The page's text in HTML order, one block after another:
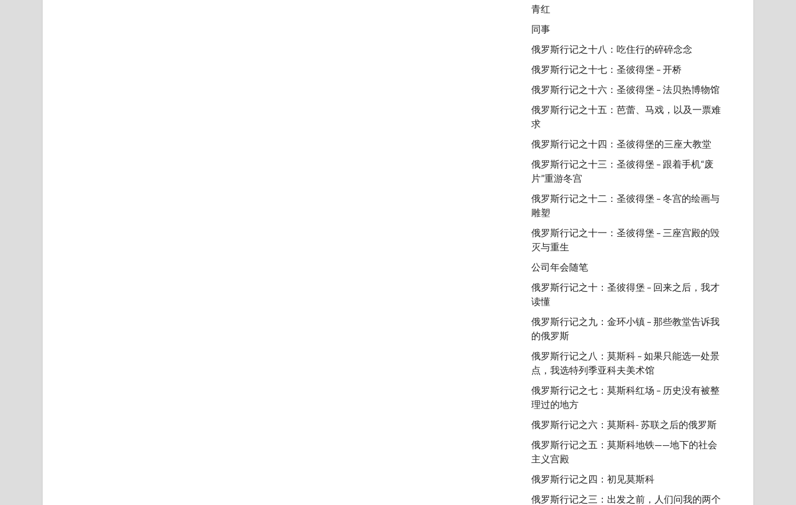
青红
同事
俄罗斯行记之十八：吃住行的碎碎念念
俄罗斯行记之十七：圣彼得堡 – 开桥
俄罗斯行记之十六：圣彼得堡 – 法贝热博物馆
俄罗斯行记之十五：芭蕾、马戏，以及一票难
求
俄罗斯行记之十四：圣彼得堡的三座大教堂
俄罗斯行记之十三：圣彼得堡 – 跟着手机“废
片”重游冬宫
俄罗斯行记之十二：圣彼得堡 – 冬宫的绘画与
雕塑
俄罗斯行记之十一：圣彼得堡 – 三座宫殿的毁
灭与重生
公司年会随笔
俄罗斯行记之十：圣彼得堡 – 回来之后，我才
读懂
俄罗斯行记之九：金环小镇 – 那些教堂告诉我
的俄罗斯
俄罗斯行记之八：莫斯科 – 如果只能选一处景
点，我选特列季亚科夫美术馆
俄罗斯行记之七：莫斯科红场 – 历史没有被整
理过的地方
俄罗斯行记之六：莫斯科- 苏联之后的俄罗斯
俄罗斯行记之五：莫斯科地铁——地下的社会
主义宫殿
俄罗斯行记之四：初见莫斯科
俄罗斯行记之三：出发之前，人们问我的两个